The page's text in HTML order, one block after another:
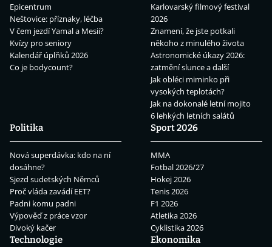
Epicentrum
Neštovice: příznaky, léčba
V čem jezdí Yamal a Mesii?
Kvízy pro seniory
Kalendář úplňků 2026
Co je bodycount?
Karlovarský filmový festival
2026
Znamení, že jste potkali
někoho z minulého života
Astronomické úkazy 2026:
zatmění slunce a další
Jak obléci miminko při
vysokých teplotách?
Jak na dokonalé letní mojito
6 lehkých letních salátů
Politika
Nová superdávka: kdo na ní
dosáhne?
Sjezd sudetských Němců
Proč vláda zavádí EET?
Padni komu padni
Výpověď z práce vzor
Divoký kačer
Sport 2026
MMA
Fotbal 2026/27
Hokej 2026
Tenis 2026
F1 2026
Atletika 2026
Cyklistika 2026
Technologie
Ekonomika